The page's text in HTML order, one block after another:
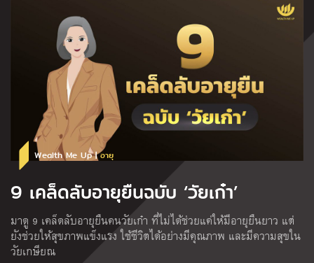
Wealth Me Up |อายุ
9 เคล็ดลับอายุยืนฉบับ ‘วัยเก๋า’
มาดู 9 เคล็ดลับอายุยืนคนวัยเก๋า ที่ไม่ได้ช่วยแค่ให้มีอายุยืนยาว แต่
ยังช่วยให้สุขภาพแข็งแรง ใช้ชีวิตได้อย่างมีคุณภาพ และมีความสุขใน
วัยเกษียณ